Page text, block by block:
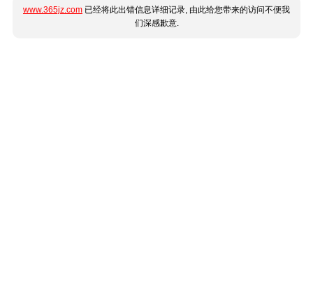
www.365jz.com 已经将此出错信息详细记录, 由此给您带来的访问不便我
们深感歉意.